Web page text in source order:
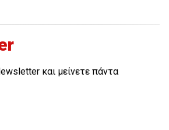
και μείνετε πάντα